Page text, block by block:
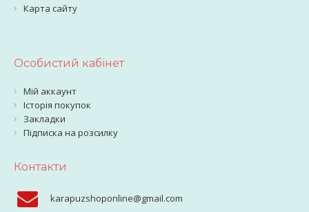
Карта сайту
Особистий кабінет
Мій аккаунт
Історія покупок
Закладки
Підписка на розсилку
Контакти
karapuzshoponline@gmail.com